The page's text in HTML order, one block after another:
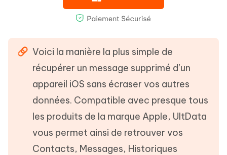
Voici la manière la plus simple de
récupérer un message supprimé d’un
appareil iOS sans écraser vos autres
données. Compatible avec presque tous
les produits de la marque Apple, UltData
vous permet ainsi de retrouver vos
Contacts, Messages, Historiques